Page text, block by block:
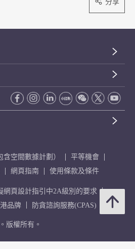
空間數據計劃）
平等機會
網頁指南 使用條款及條件
網頁設計指引中2A級別的要求
品牌 防貪諮詢服務(CPAS)
版權所有。